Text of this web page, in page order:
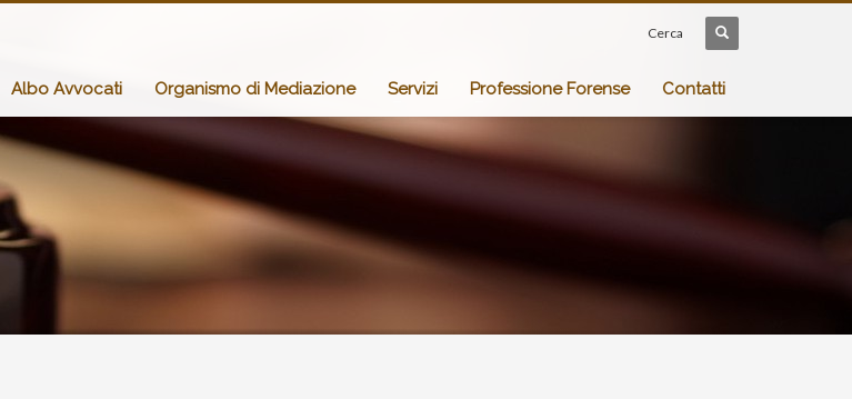
Cerca
Albo Avvocati Organismo di Mediazione Servizi Professione Forense Contatti